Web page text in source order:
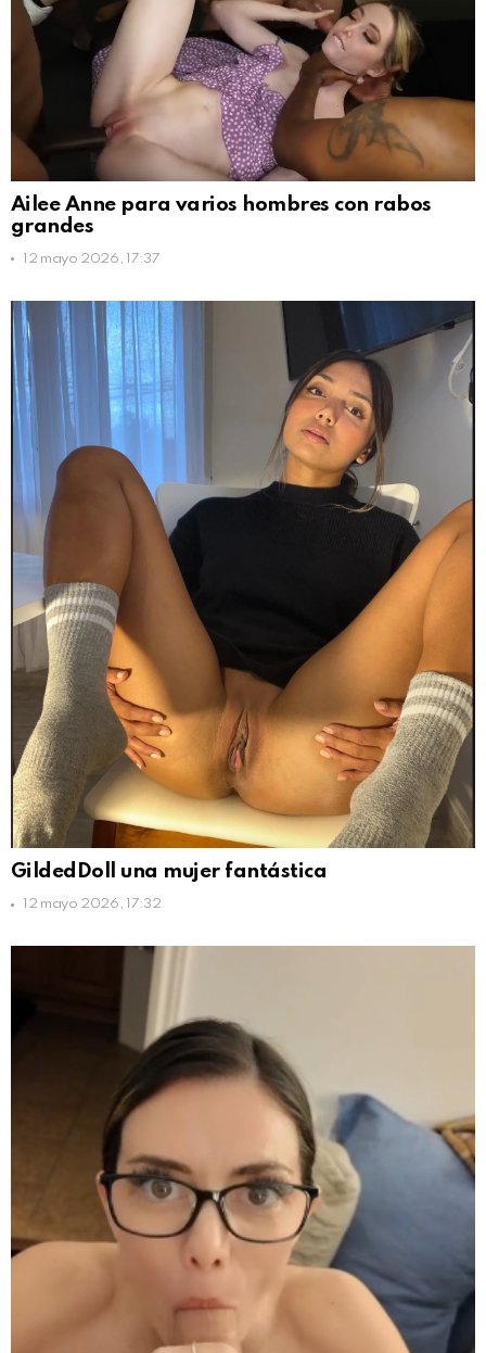
Ailee Anne para varios hombres con rabos
grandes
12 mayo 2026, 17:37
GildedDoll una mujer fantástica
12 mayo 2026, 17:32